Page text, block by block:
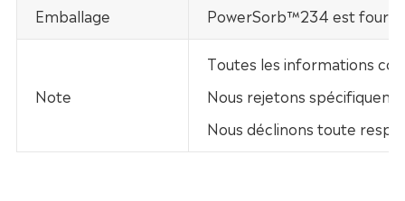
Emballage PowerSorb™234 est fourni
Note
Toutes les informations
Nous rejetons
Nous déclinons toute